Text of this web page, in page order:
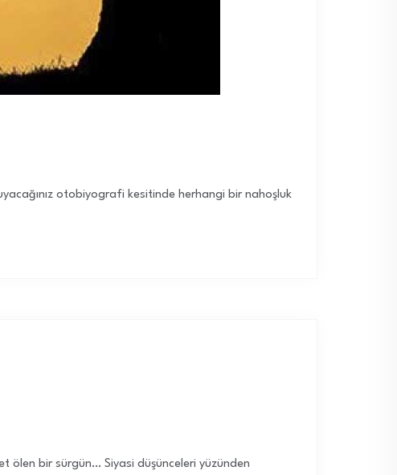
otobiyografi kesitinde herhangi bir nahoşluk
ölen bir sürgün… Siyasi düşünceleri yüzünden